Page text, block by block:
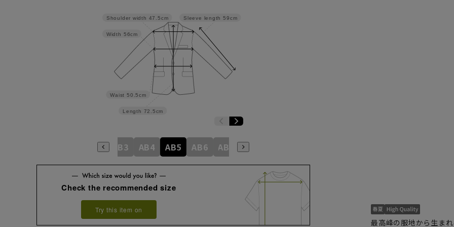
Sleeve length 59cm
Length 72.5cm
Waist 50.5cm
Width 56cm
Shoulder width 47.5cm
A8 AB3 AB4 AB5 AB6 AB7 AB8
Check the recommended size
Try this item on
最高峰の服地から生ま